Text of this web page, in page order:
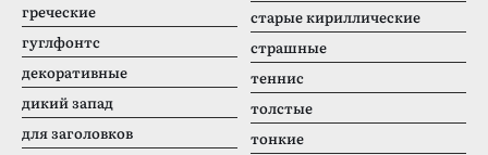
греческие
гуглфонтс
декоративные
дикий запад
для заголовков
старые кириллические
страшные
теннис
толстые
тонкие